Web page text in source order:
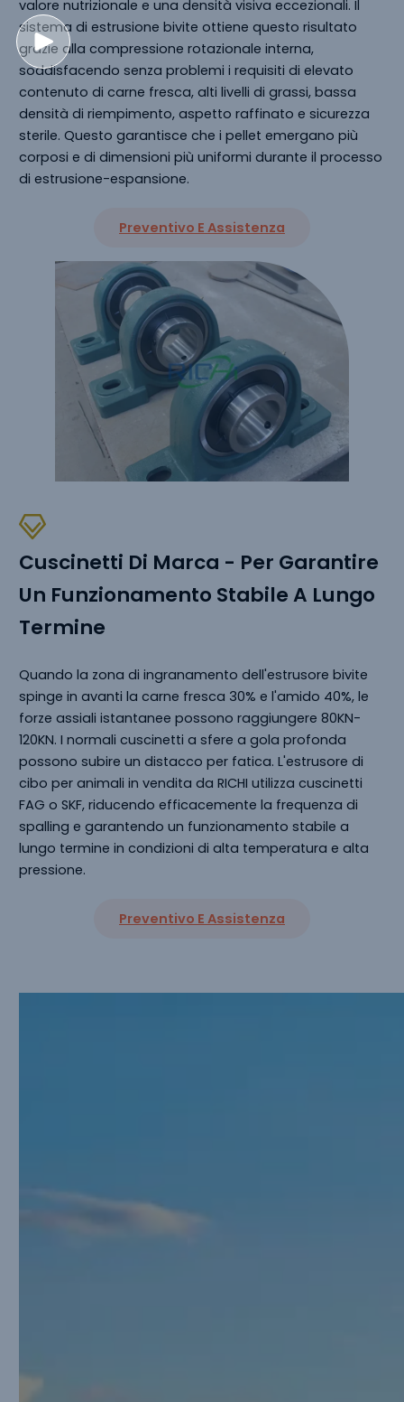
valore nutrizionale e una densità visiva eccezionali. Il
sistema di estrusione bivite ottiene questo risultato
grazie alla compressione rotazionale interna,
soddisfacendo senza problemi i requisiti di elevato
contenuto di carne fresca, alti livelli di grassi, bassa
densità di riempimento, aspetto raffinato e sicurezza
sterile. Questo garantisce che i pellet emergano più
corposi e di dimensioni più uniformi durante il processo
di estrusione-espansione.
Preventivo E Assistenza
Cuscinetti Di Marca - Per Garantire
Un Funzionamento Stabile A Lungo
Termine
Quando la zona di ingranamento dell'estrusore bivite
spinge in avanti la carne fresca 30% e l'amido 40%, le
forze assiali istantanee possono raggiungere 80KN-
120KN. I normali cuscinetti a sfere a gola profonda
possono subire un distacco per fatica. L'estrusore di
cibo per animali in vendita da RICHI utilizza cuscinetti
FAG o SKF, riducendo efficacemente la frequenza di
spalling e garantendo un funzionamento stabile a
lungo termine in condizioni di alta temperatura e alta
pressione.
Preventivo E Assistenza